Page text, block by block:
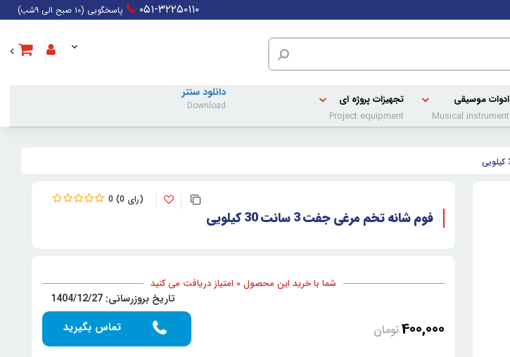
۰۵۱-۳۲۲۵۰۱۱۰ پاسخگویی (۱۰ صبح الی ۹شب)
ادوات موسیقی
Musical instrument
تجهیزات پروژه ای
Project equipment
دانلود سنتر
Download
0 0
فوم شانه تخم مرغی جفت 3 سانت 30 کیلویی
شما با خرید این محصول 0 امتیاز دریافت می کنید
400,000تومان تماس بگیرید
تاریخ بروزرسانی: 1404/12/27